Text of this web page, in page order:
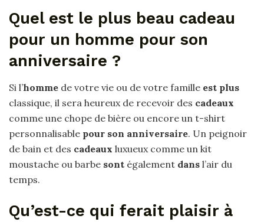
Quel est le plus beau cadeau
pour un homme pour son
anniversaire ?
Si l’homme de votre vie ou de votre famille est plus
classique, il sera heureux de recevoir des cadeaux
comme une chope de bière ou encore un t-shirt
personnalisable pour son anniversaire. Un peignoir
de bain et des cadeaux luxueux comme un kit
moustache ou barbe sont également dans l’air du
temps.
Qu’est-ce qui ferait plaisir à